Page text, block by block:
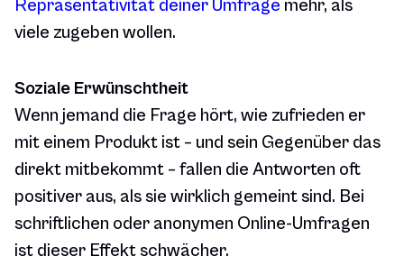
Repräsentativität deiner Umfrage mehr, als
viele zugeben wollen.
Soziale Erwünschtheit
Wenn jemand die Frage hört, wie zufrieden er
mit einem Produkt ist – und sein Gegenüber das
direkt mitbekommt – fallen die Antworten oft
positiver aus, als sie wirklich gemeint sind. Bei
schriftlichen oder anonymen Online-Umfragen
ist dieser Effekt schwächer.